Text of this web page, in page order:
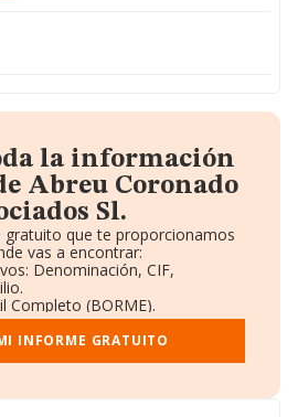
la información
Abreu Coronado
Sl.
gratuito que te proporcionamos
vas a encontrar:
Denominación, CIF,
Completo (BORME).
Ventas y Empleados.
y Administradores.
INFORME GRATUITO